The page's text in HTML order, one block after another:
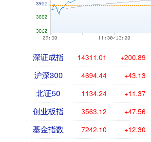
深证成指 14311.01 +200.89
沪深300 4694.44 +43.13
北证50 1134.24 +11.37
创业板指 3563.12 +47.56
基金指数 7242.10 +12.30